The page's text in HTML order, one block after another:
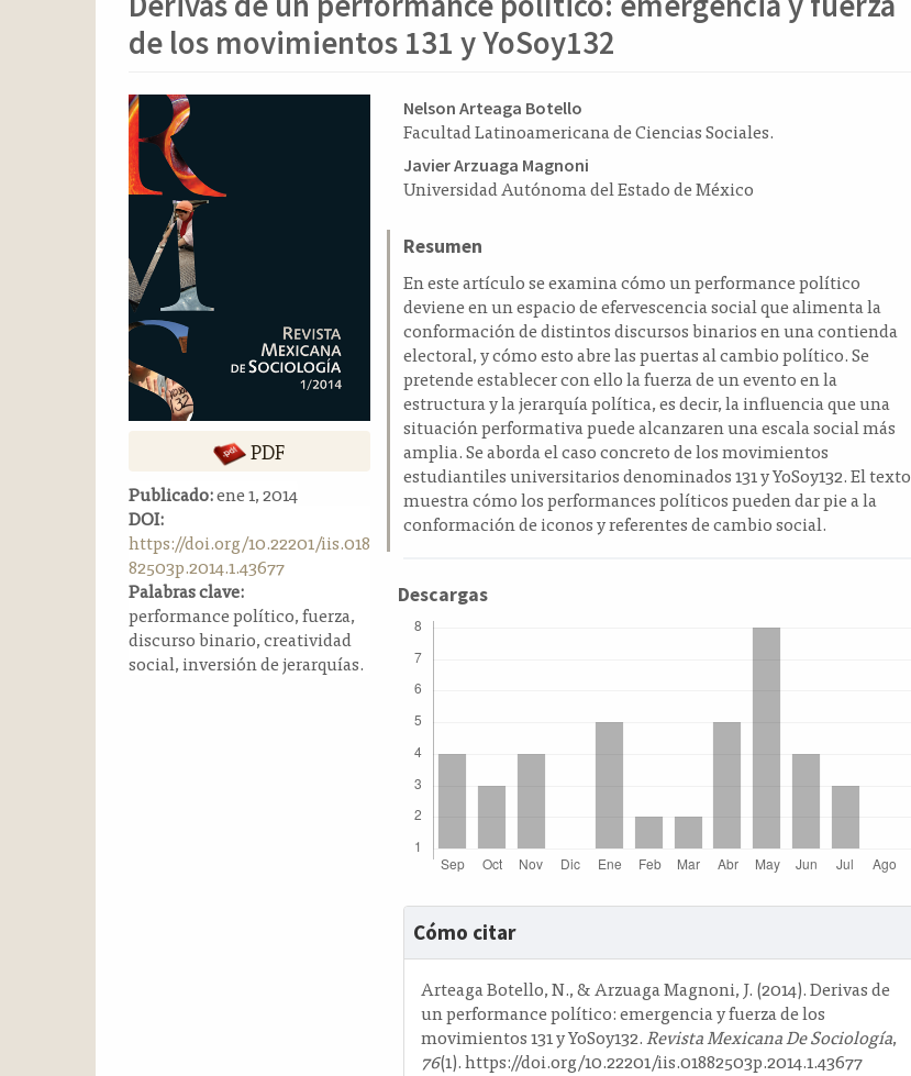
de los movimientos 131 y YoSoy132
Barra
lateral
del
artículo
PDF
Publicado:ene 1, 2014
DOI:
https://doi.org/10.22201/iis.018
82503p.2014.1.43677
Palabras clave:
performance político, fuerza,
discurso binario, creatividad
social, inversión de jerarquías.
Contenido
principal
del
artículo
Nelson Arteaga Botello
Facultad Latinoamericana de Ciencias Sociales.
Javier Arzuaga Magnoni
Universidad Autónoma del Estado de México
Resumen
En este artículo se examina cómo un performance político
deviene en un espacio de efervescencia social que alimenta la
conformación de distintos discursos binarios en una contienda
electoral, y cómo esto abre las puertas al cambio político. Se
pretende establecer con ello la fuerza de un evento en la
estructura y la jerarquía política, es decir, la influencia que una
situación performativa puede alcanzaren una escala social más
amplia. Se aborda el caso concreto de los movimientos
estudiantiles universitarios denominados 131 y YoSoy132. El texto
muestra cómo los performances políticos pueden dar pie a la
conformación de iconos y referentes de cambio social.
Descargas
Detalles
del
artículo
Cómo citar
Arteaga Botello, N., & Arzuaga Magnoni, J. (2014). Derivas de
un performance político: emergencia y fuerza de los
movimientos 131 y YoSoy132.Revista Mexicana De Sociología,
76(1). https://doi.org/10.22201/iis.01882503p.2014.1.43677